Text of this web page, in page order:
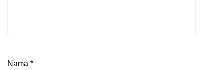
Nama *